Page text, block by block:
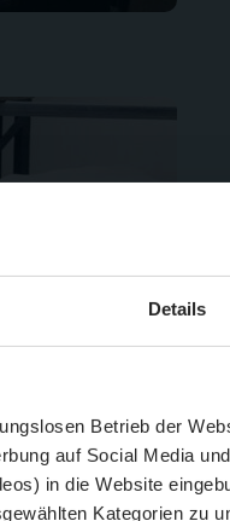
Details
Betrieb der
auf Social Media
in die Website
Kategorien zu
Aktuelle
Ersparnis bei
September -
Wunderland-